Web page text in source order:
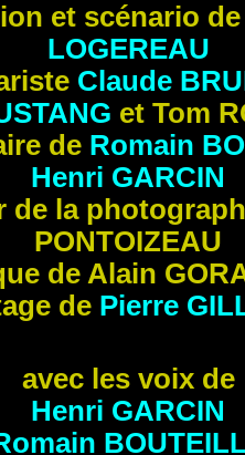
et scénario
LOGEREAU
Claude
et Tom
de Romain
Henri GARCIN
de la
PONTOIZEAU
de Alain
de Pierre
avec les voix de
Henri GARCIN